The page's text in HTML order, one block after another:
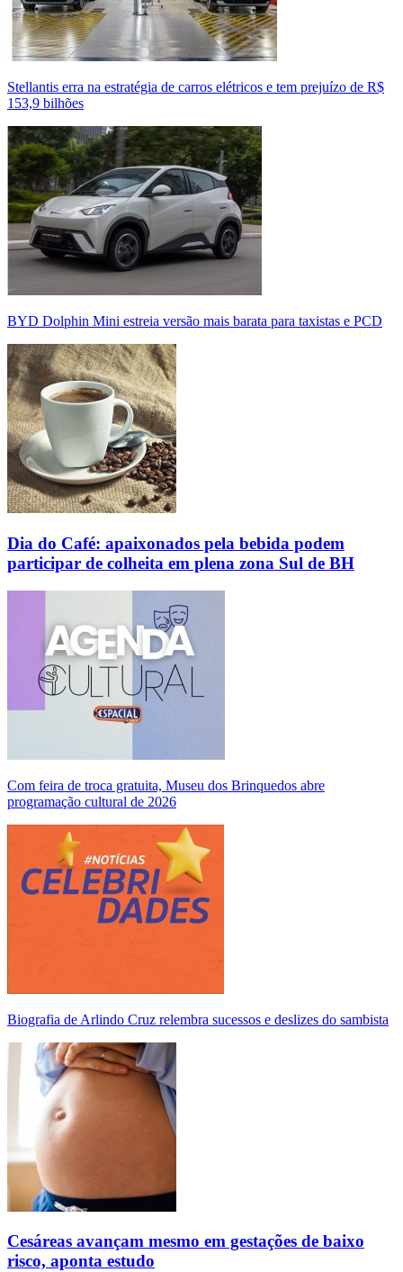
Stellantis erra na estratégia de carros elétricos e tem prejuízo de R$
153,9 bilhões
BYD Dolphin Mini estreia versão mais barata para taxistas e PCD
Dia do Café: apaixonados pela bebida podem
participar de colheita em plena zona Sul de BH
Com feira de troca gratuita, Museu dos Brinquedos abre
programação cultural de 2026
Biografia de Arlindo Cruz relembra sucessos e deslizes do sambista
Cesáreas avançam mesmo em gestações de baixo
risco, aponta estudo